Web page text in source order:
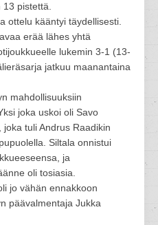
pistettä.
ottelu kääntyi täydellisesti.
erää lähes yhtä
lukemin 3-1 (13-
jatkuu maanantaina
mahdollisuuksiin
joka uskoi oli Savo
joka tuli Andrus Raadikin
Siltala onnistui
ja
oli tosiasia.
jo vähän ennakkoon
päävalmentaja Jukka